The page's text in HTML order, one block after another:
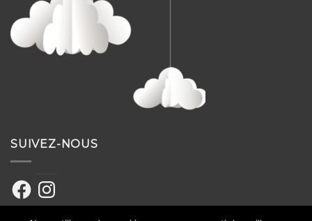
SUIVEZ-NOUS
FacebookInstagram